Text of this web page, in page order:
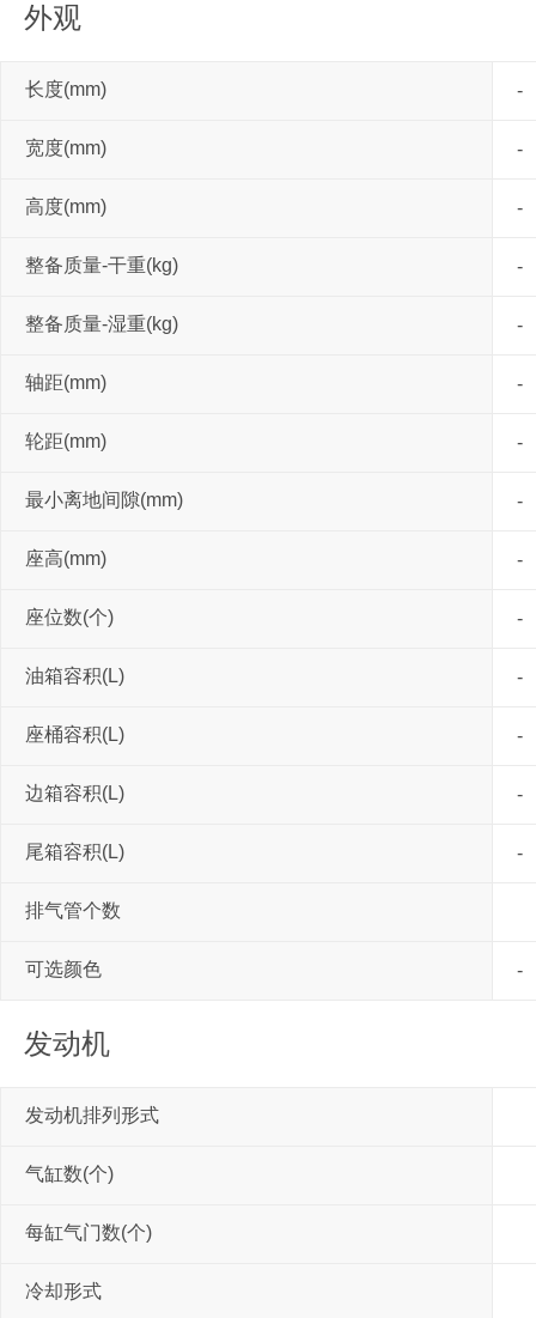
外观
长度(mm) -
宽度(mm) -
高度(mm) -
整备质量-干重(kg) -
整备质量-湿重(kg) -
轴距(mm) -
轮距(mm) -
最小离地间隙(mm) -
座高(mm) -
座位数(个) -
油箱容积(L) -
座桶容积(L) -
边箱容积(L) -
尾箱容积(L) -
排气管个数
可选颜色 -
发动机
发动机排列形式
气缸数(个)
每缸气门数(个)
冷却形式